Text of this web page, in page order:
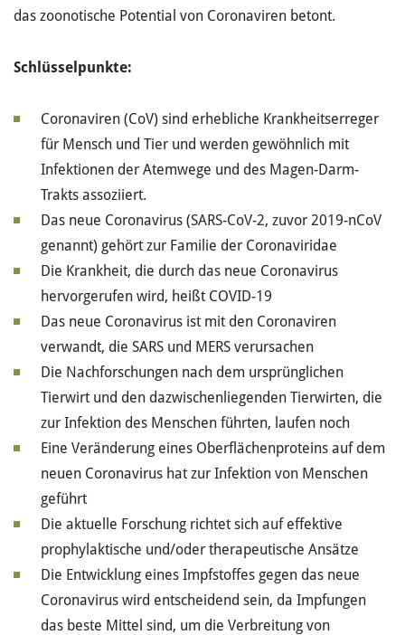
das zoonotische Potential von Coronaviren betont.
Schlüsselpunkte:
Coronaviren (CoV) sind erhebliche Krankheitserreger
für Mensch und Tier und werden gewöhnlich mit
Infektionen der Atemwege und des Magen-Darm-
Trakts assoziiert.
Das neue Coronavirus (SARS-CoV-2, zuvor 2019-nCoV
genannt) gehört zur Familie der Coronaviridae
Die Krankheit, die durch das neue Coronavirus
hervorgerufen wird, heißt COVID-19
Das neue Coronavirus ist mit den Coronaviren
verwandt, die SARS und MERS verursachen
Die Nachforschungen nach dem ursprünglichen
Tierwirt und den dazwischenliegenden Tierwirten, die
zur Infektion des Menschen führten, laufen noch
Eine Veränderung eines Oberflächenproteins auf dem
neuen Coronavirus hat zur Infektion von Menschen
geführt
Die aktuelle Forschung richtet sich auf effektive
prophylaktische und/oder therapeutische Ansätze
Die Entwicklung eines Impfstoffes gegen das neue
Coronavirus wird entscheidend sein, da Impfungen
das beste Mittel sind, um die Verbreitung von